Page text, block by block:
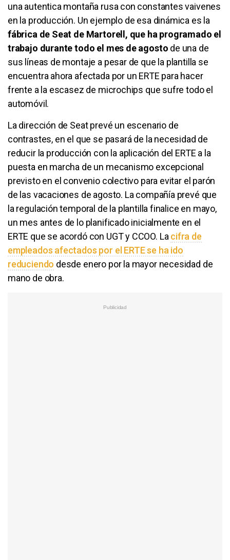
una autentica montaña rusa con constantes vaivenes
en la producción. Un ejemplo de esa dinámica es la
fábrica de Seat de Martorell, que ha programado el
trabajo durante todo el mes de agosto de una de
sus líneas de montaje a pesar de que la plantilla se
encuentra ahora afectada por un ERTE para hacer
frente a la escasez de microchips que sufre todo el
automóvil.
La dirección de Seat prevé un escenario de
contrastes, en el que se pasará de la necesidad de
reducir la producción con la aplicación del ERTE a la
puesta en marcha de un mecanismo excepcional
previsto en el convenio colectivo para evitar el parón
de las vacaciones de agosto. La compañía prevé que
la regulación temporal de la plantilla finalice en mayo,
un mes antes de lo planificado inicialmente en el
ERTE que se acordó con UGT y CCOO. La cifra de
empleados afectados por el ERTE se ha ido
reduciendo desde enero por la mayor necesidad de
mano de obra.